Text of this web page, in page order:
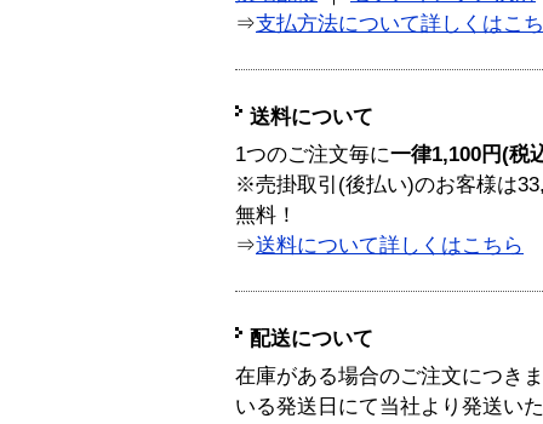
⇒支払方法について詳しくはこ
送料について
1つのご注文毎に一律1,100円(税
※売掛取引(後払い)のお客様は
無料！
⇒送料について詳しくはこちら
配送について
在庫がある場合のご注文につき
いる発送日にて当社より発送い